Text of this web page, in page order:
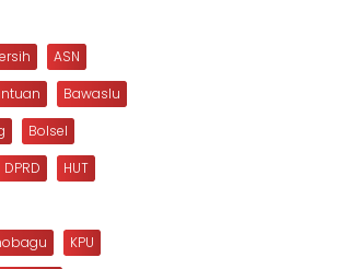
ASN
Bawaslu
Bolsel
DPRD
HUT
KPU